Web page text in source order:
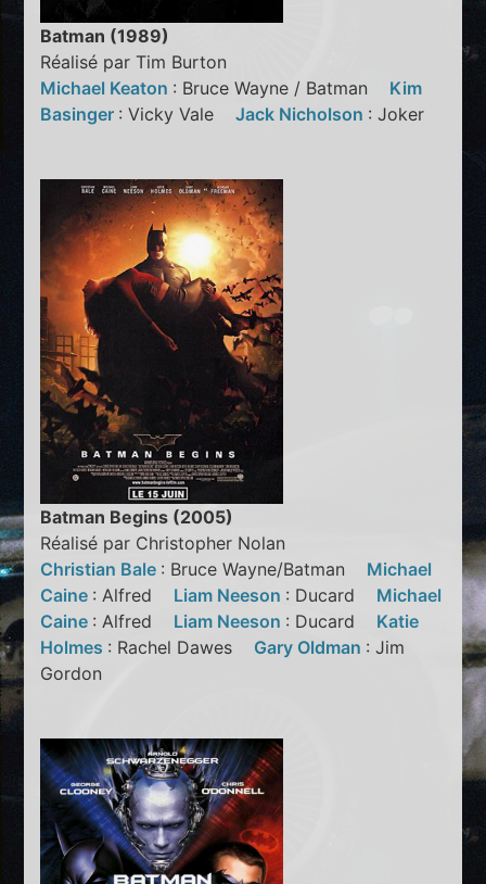
Batman (1989)
Réalisé par Tim Burton
Michael Keaton : Bruce Wayne / Batman Kim
Basinger : Vicky ValeJack Nicholson : Joker
Batman Begins (2005)
Réalisé par Christopher Nolan
Christian Bale : Bruce Wayne/Batman Michael
Caine : Alfred Liam Neeson : Ducard Michael
Caine : Alfred Liam Neeson : Ducard Katie
Holmes : Rachel Dawes Gary Oldman : Jim
Gordon